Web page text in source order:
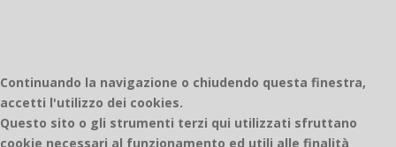
Continuando la navigazione o chiudendo questa finestra,
accetti l'utilizzo dei cookies.
Questo sito o gli strumenti terzi qui utilizzati sfruttano
cookie necessari al funzionamento ed utili alle finalità